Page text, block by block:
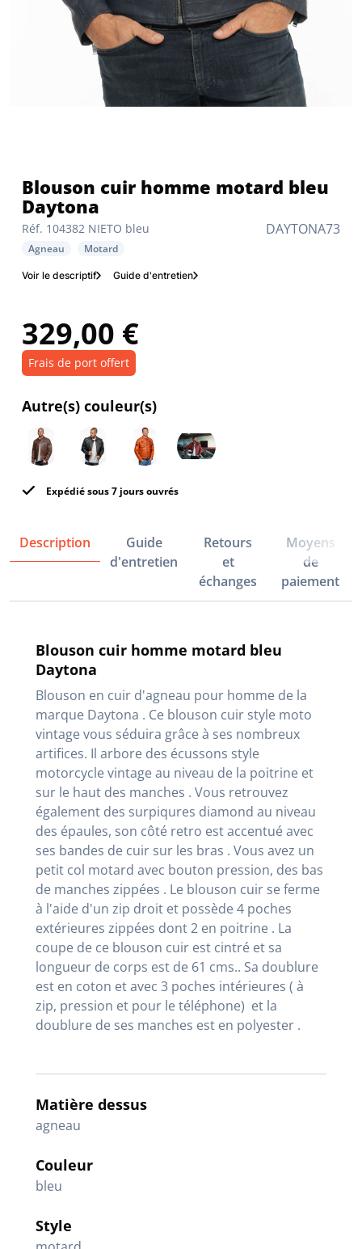
DAYTONA73
Réf. 104382 NIETO bleu
Blouson cuir homme motard bleu
Daytona
Agneau Motard
Voir le descriptif Guide d'entretien
329,00 €
Frais de port offert
Autre(s) couleur(s)
Expédié sous 7 jours ouvrés
Description
Guide
d'entretien
Retours
et
échanges
Moyens
de
paiement
Blouson cuir homme motard bleu
Daytona
Blouson en cuir d'agneau pour homme de la
marque Daytona . Ce blouson cuir style moto
vintage vous séduira grâce à ses nombreux
artifices. Il arbore des écussons style
motorcycle vintage au niveau de la poitrine et
sur le haut des manches . Vous retrouvez
également des surpiqures diamond au niveau
des épaules, son côté retro est accentué avec
ses bandes de cuir sur les bras . Vous avez un
petit col motard avec bouton pression, des bas
de manches zippées . Le blouson cuir se ferme
à l'aide d'un zip droit et possède 4 poches
extérieures zippées dont 2 en poitrine . La
coupe de ce blouson cuir est cintré et sa
longueur de corps est de 61 cms.. Sa doublure
est en coton et avec 3 poches intérieures ( à
zip, pression et pour le téléphone) et la
doublure de ses manches est en polyester .
Matière dessus
agneau
Couleur
bleu
Style